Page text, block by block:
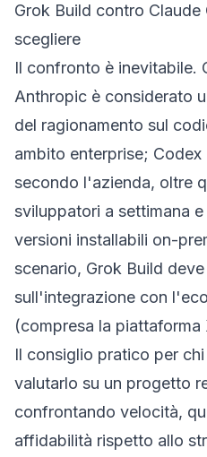
Grok Build contro
scegliere
Il confronto è inevitabile.
Anthropic è considerato
del ragionamento sul
ambito enterprise;
secondo l'azienda, oltre
sviluppatori a settimana
versioni installabili on-
scenario, Grok Build
sull'integrazione con
(compresa la piattaforma
Il consiglio pratico per
valutarlo su un progetto
confrontando velocità,
affidabilità rispetto allo